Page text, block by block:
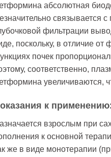
абсолютная
связывается
фильтрации
поскольку, в отличие
почек
соответственно,
увеличиваются,
к
взрослым при
к основной
же в виде монотерапии